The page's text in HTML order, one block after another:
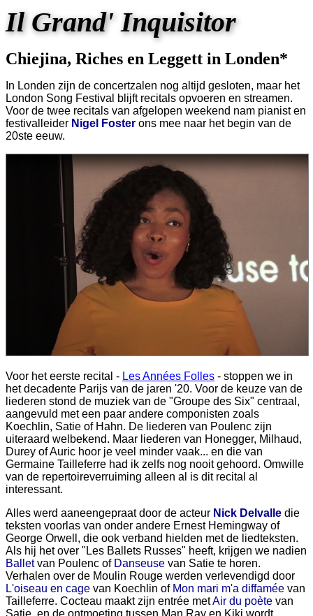
Il Grand' Inquisitor
Chiejina, Riches en Leggett in Londen*
In Londen zijn de concertzalen nog altijd gesloten, maar het
London Song Festival blijft recitals opvoeren en streamen.
Voor de twee recitals van afgelopen weekend nam pianist en
festivalleider Nigel Foster ons mee naar het begin van de
20ste eeuw.
Voor het eerste recital - Les Années Folles - stoppen we in
het decadente Parijs van de jaren '20. Voor de keuze van de
liederen stond de muziek van de "Groupe des Six" centraal,
aangevuld met een paar andere componisten zoals
Koechlin, Satie of Hahn. De liederen van Poulenc zijn
uiteraard welbekend. Maar liederen van Honegger, Milhaud,
Durey of Auric hoor je veel minder vaak... en die van
Germaine Tailleferre had ik zelfs nog nooit gehoord. Omwille
van de repertoireverruiming alleen al is dit recital al
interessant.
Alles werd aaneengepraat door de acteur Nick Delvalle die
teksten voorlas van onder andere Ernest Hemingway of
George Orwell, die ook verband hielden met de liedteksten.
Als hij het over "Les Ballets Russes" heeft, krijgen we nadien
Balletvan Poulenc​ of Danseuse van Satie te horen.
Verhalen over de Moulin Rouge werden verlevendigd door
L'oiseau en cage van Koechlin of Mon mari m'a diffamée van
Tailleferre. Cocteau maakt zijn entrée metAir du poète van
Satie, en de ontmoeting tussen Man Ray en Kiki wordt